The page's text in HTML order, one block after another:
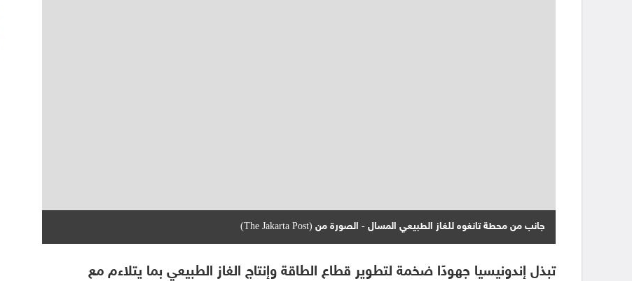
جانب من محطة تانغوه للغاز الطبيعي المسال - الصورة من (The Jakarta Post)
تبذل إندونيسيا جهودًا ضخمة لتطوير قطاع الطاقة وإنتاج الغاز الطبيعي بما يتلاءم مع